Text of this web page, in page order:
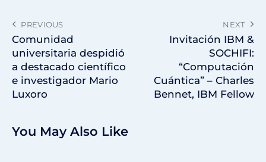
PREVIOUS
Comunidad
universitaria despidió
a destacado científico
e investigador Mario
Luxoro
NEXT
Invitación IBM &
SOCHIFI:
“Computación
Cuántica” – Charles
Bennet, IBM Fellow
You May Also Like